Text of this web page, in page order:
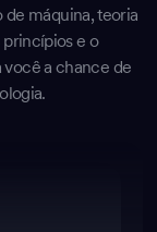
de máquina, teoria
princípios e o
você a chance de